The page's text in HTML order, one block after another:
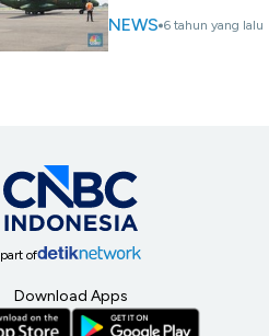
NEWS 6 tahun yang lalu
part of
Download Apps